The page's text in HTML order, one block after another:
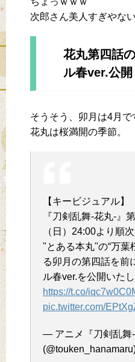
次郎さん美人すぎやな
花丸第四話
ル春ver.公開
そうそう、卯月は4月で
花丸は桜満開の季節。
【キービジュアル】
『刀剣乱舞-花丸-』
（日）24:00より順
"とある本丸"の“万葉
る卯月の第四話を前
ル春ver.を公開いた
https://t.co/
pic.twitter.com/
— アニメ『刀剣乱舞-